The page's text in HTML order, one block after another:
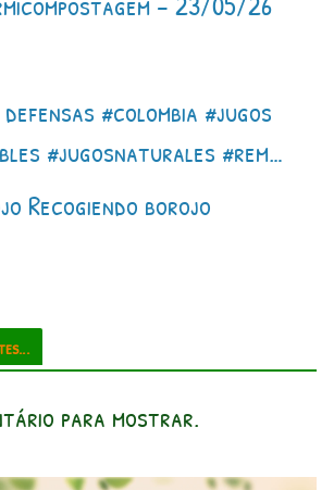
#colombia #jugos
#jugosnaturales #rem…
Recogiendo borojo
para mostrar.